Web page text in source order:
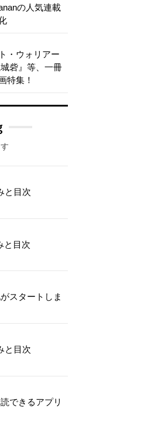
の人気連載
・ウォリアー
砦』等、一冊
特集！
と目次
と目次
スタートしま
と目次
できるアプリ